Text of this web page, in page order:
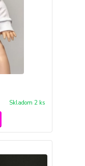
Skladom 2 ks